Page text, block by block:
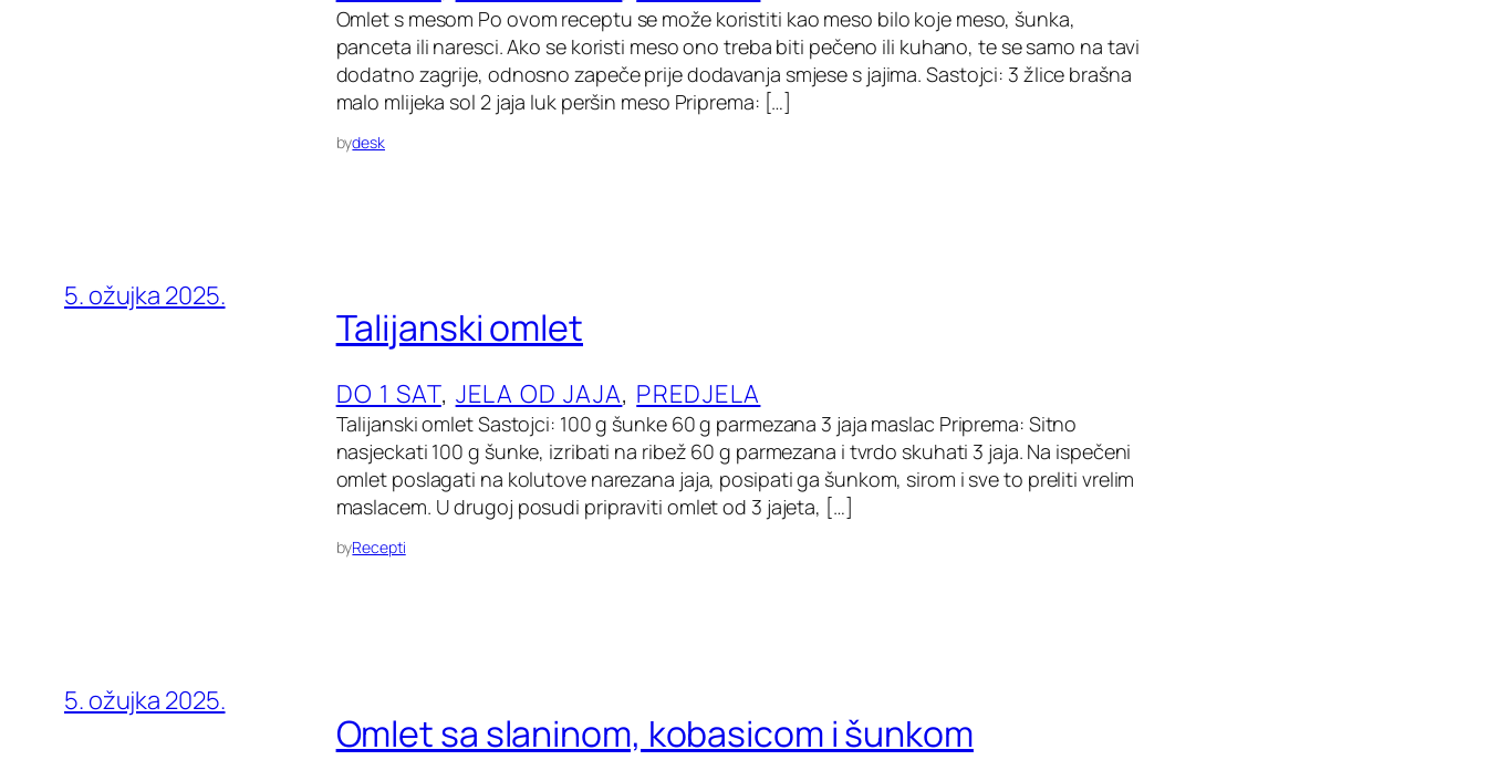
Omlet s mesom Po ovom receptu se može koristiti kao meso bilo koje meso, šunka,
panceta ili naresci. Ako se koristi meso ono treba biti pečeno ili kuhano, te se samo na tavi
dodatno zagrije, odnosno zapeče prije dodavanja smjese s jajima. Sastojci: 3 žlice brašna
malo mlijeka sol 2 jaja luk peršin meso Priprema: […]
bydesk
5. ožujka 2025.
Talijanski omlet
DO 1 SAT, JELA OD JAJA, PREDJELA
Talijanski omlet Sastojci: 100 g šunke 60 g parmezana 3 jaja maslac Priprema: Sitno
nasjeckati 100 g šunke, izribati na ribež 60 g parmezana i tvrdo skuhati 3 jaja. Na ispečeni
omlet poslagati na kolutove narezana jaja, posipati ga šunkom, sirom i sve to preliti vrelim
maslacem. U drugoj posudi pripraviti omlet od 3 jajeta, […]
byRecepti
5. ožujka 2025.
Omlet sa slaninom, kobasicom i šunkom